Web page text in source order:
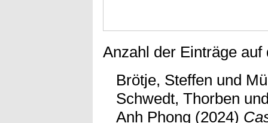
Anzahl der Einträge
Brötje, Steffen und
Schwedt, Thorben
Anh Phong (2024)